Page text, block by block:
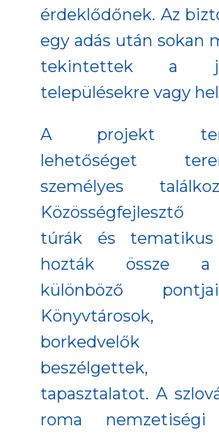
érdeklődőnek. Az
egy adás után sokan
tekintettek a
településekre vagy
A projekt
lehetőséget
személyes
Közösségfejlesztő
túrák és tematikus
hozták össze a
különböző
Könyvtárosok,
borkedvelők
beszélgettek,
tapasztalatot. A
roma nemzetiségi